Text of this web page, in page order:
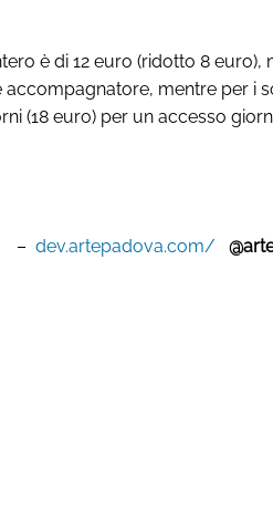
è di 12 euro (ridotto 8 euro),
mentre per i
(18 euro) per un accesso
– dev.artepadova.com/